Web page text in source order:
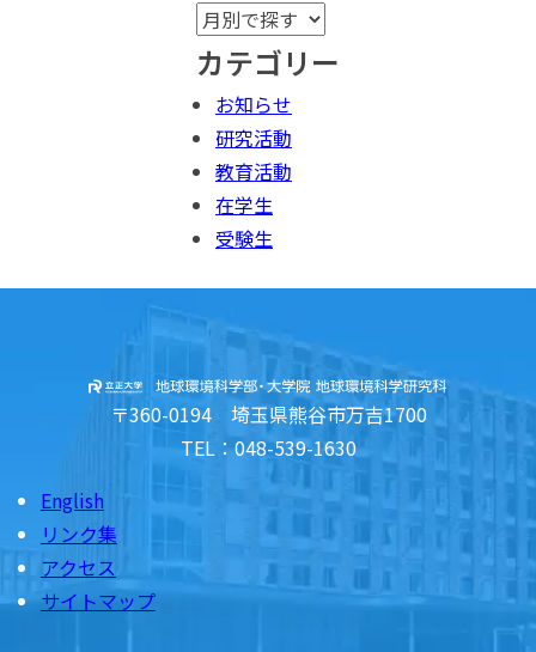
カテゴリー
お知らせ
研究活動
教育活動
在学生
受験生
〒360-0194 埼玉県熊谷市万吉1700
TEL：048-539-1630
English
リンク集
アクセス
サイトマップ